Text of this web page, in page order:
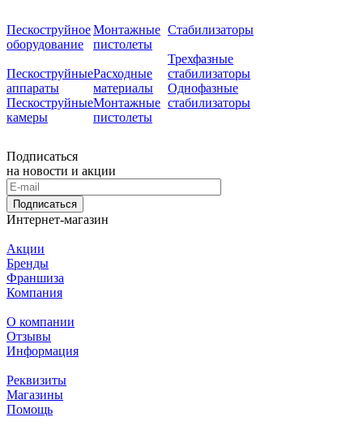
Пескоструйное
оборудование
Пескоструйные
аппараты
Пескоструйные
камеры
Монтажные
пистолеты
Расходные
материалы
Монтажные
пистолеты
Стабилизаторы
Трехфазные
стабилизаторы
Однофазные
стабилизаторы
Подписаться
на новости и акции
Подписаться
Интернет-магазин
Акции
Бренды
Франшиза
Компания
О компании
Отзывы
Информация
Реквизиты
Магазины
Помощь